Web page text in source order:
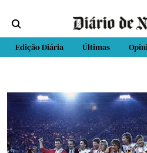
Edição Diária Últimas